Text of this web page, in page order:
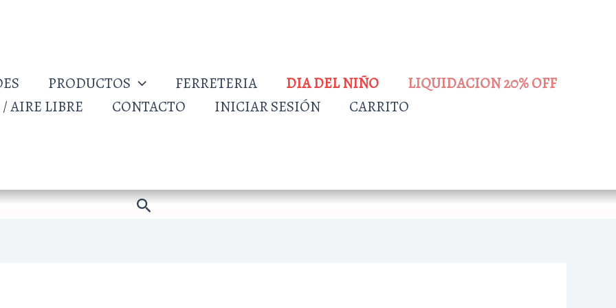
PRODUCTOS FERRETERIA DIA DEL NIÑO
LIQUIDACION 20% OFF
AIRE LIBRE
CONTACTO INICIAR SESIÓN CARRITO
Buscar